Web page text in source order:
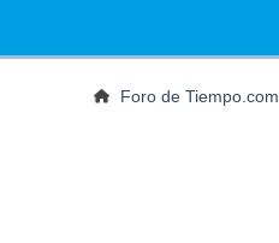
Foro de Tiempo.com